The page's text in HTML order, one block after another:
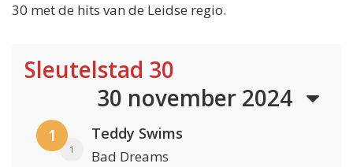
30 met de hits van de Leidse regio.
Sleutelstad 30
30 november 2024
1
1
Teddy Swims
Bad Dreams